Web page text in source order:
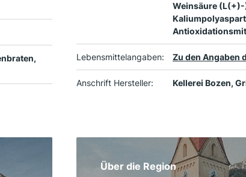
Weinsäure
Lebensmittelangaben: Zu den Angaben
Anschrift Hersteller: Kellerei Bozen,
Über die Region